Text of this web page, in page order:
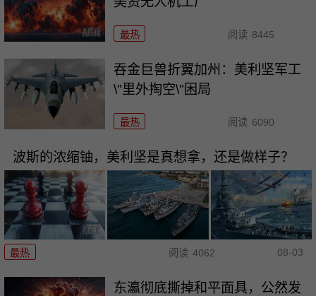
最热 阅读 8445
吞金巨兽折翼加州：美利坚军工
\"里外掏空\"困局
最热 阅读 6090
波斯的浓缩铀，美利坚是真想拿，还是做样子？
最热 阅读 4062 08-03
东瀛彻底撕掉和平面具，公然发